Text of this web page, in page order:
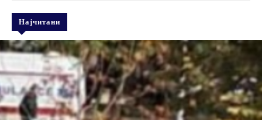
Најчитани